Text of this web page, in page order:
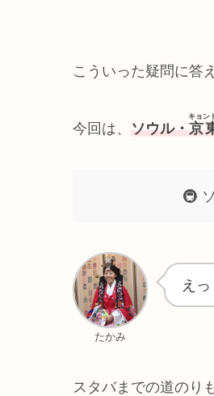
こういった疑問に答
今回は、 ソウル・京
キョン
🚇
たかみ
え
スタバまでの道のり